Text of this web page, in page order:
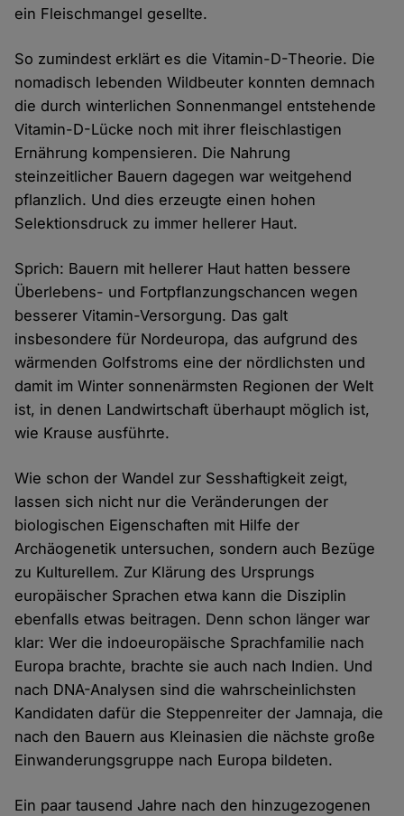
ein Fleischmangel gesellte.
So zumindest erklärt es die Vitamin-D-Theorie. Die
nomadisch lebenden Wildbeuter konnten demnach
die durch winterlichen Sonnenmangel entstehende
Vitamin-D-Lücke noch mit ihrer fleischlastigen
Ernährung kompensieren. Die Nahrung
steinzeitlicher Bauern dagegen war weitgehend
pflanzlich. Und dies erzeugte einen hohen
Selektionsdruck zu immer hellerer Haut.
Sprich: Bauern mit hellerer Haut hatten bessere
Überlebens- und Fortpflanzungschancen wegen
besserer Vitamin-Versorgung. Das galt
insbesondere für Nordeuropa, das aufgrund des
wärmenden Golfstroms eine der nördlichsten und
damit im Winter sonnenärmsten Regionen der Welt
ist, in denen Landwirtschaft überhaupt möglich ist,
wie Krause ausführte.
Wie schon der Wandel zur Sesshaftigkeit zeigt,
lassen sich nicht nur die Veränderungen der
biologischen Eigenschaften mit Hilfe der
Archäogenetik untersuchen, sondern auch Bezüge
zu Kulturellem. Zur Klärung des Ursprungs
europäischer Sprachen etwa kann die Disziplin
ebenfalls etwas beitragen. Denn schon länger war
klar: Wer die indoeuropäische Sprachfamilie nach
Europa brachte, brachte sie auch nach Indien. Und
nach DNA-Analysen sind die wahrscheinlichsten
Kandidaten dafür die Steppenreiter der Jamnaja, die
nach den Bauern aus Kleinasien die nächste große
Einwanderungsgruppe nach Europa bildeten.
Ein paar tausend Jahre nach den hinzugezogenen